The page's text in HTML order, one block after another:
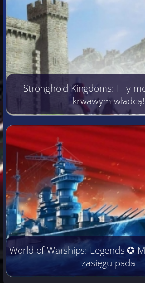
Stronghold Kingdoms: I Ty
krwawym władcą!
World of Warships: Legends ✪
zasięgu pada